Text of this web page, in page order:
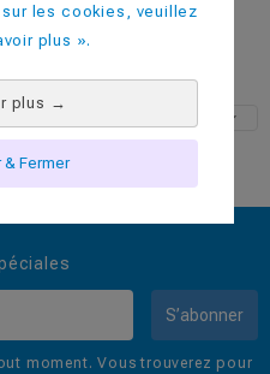
S’abonner
moment. Vous trouverez pour
les cookies, veuillez
plus ».
plus →
Fermer